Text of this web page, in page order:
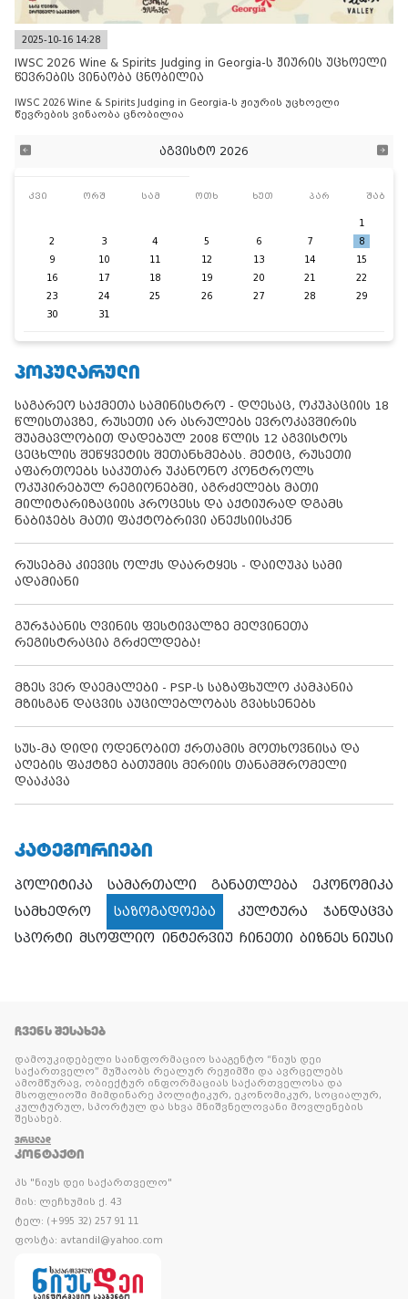
2025-10-16 14:28
IWSC 2026 Wine & Spirits Judging in Georgia-ს ჟიურის უცხოელი
წევრების ვინაობა ცნობილია
IWSC 2026 Wine & Spirits Judging in Georgia-ს ჟიურის უცხოელი
წევრების ვინაობა ცნობილია
აგვისტო 2026
კვი ორშ სამ ოთხ ხუთ პარ შაბ
1
2
3 4 5 6 7
8
9
10 11 12 13 14
15
16
17 18 19 20 21
22
23
24 25 26 27 28
29
30
31
ᲞᲝᲞᲣᲚᲐᲠᲣᲚᲘ
საგარეო საქმეთა სამინისტრო - დღესაც, ოკუპაციის 18
წლისთავზე, რუსეთი არ ასრულებს ევროკავშირის
შუამავლობით დადებულ 2008 წლის 12 აგვისტოს
ცეცხლის შეწყვეტის შეთანხმებას. მეტიც, რუსეთი
აფართოებს საკუთარ უკანონო კონტროლს
ოკუპირებულ რეგიონებში, აგრძელებს მათი
მილიტარიზაციის პროცესს და აქტიურად დგამს
ნაბიჯებს მათი ფაქტობრივი ანექსიისკენ
რუსებმა კიევის ოლქს დაარტყეს - დაიღუპა სამი
ადამიანი
გურჯაანის ღვინის ფესტივალზე მეღვინეთა
რეგისტრაცია გრძელდება!
მზეს ვერ დაემალები - PSP-ს საზაფხულო კამპანია
მზისგან დაცვის აუცილებლობას გვახსენებს
სუს-მა დიდი ოდენობით ქრთამის მოთხოვნისა და
აღების ფაქტზე ბათუმის მერიის თანამშრომელი
დააკავა
ᲙᲐᲢᲔᲒᲝᲠᲘᲔᲑᲘ
პოლიტიკა სამართალი განათლება
ეკონომიკა
სამხედრო
საზოგადოება კულტურა
ჯანდაცვა
სპორტი მსოფლიო ინტერვიუ ჩინეთი ბიზნეს ნიუსი
ᲩᲕᲔᲜᲡ ᲨᲔᲡᲐᲮᲔᲑ
დამოუკიდებელი საინფორმაციო სააგენტო “ნიუს დეი
საქართველო” მუშაობს რეალურ რეჟიმში და ავრცელებს
ამომწურავ, ობიექტურ ინფორმაციას საქართველოსა და
მსოფლიოში მიმდინარე პოლიტიკურ, ეკონომიკურ, სოციალურ,
კულტურულ, სპორტულ და სხვა მნიშვნელოვანი მოვლენების
შესახებ.
ᲕᲠᲪᲚᲐᲓ
ᲙᲝᲜᲢᲐᲥᲢᲘ
პს "ნიუს დეი საქართველო"
მის: ლეჩხუმის ქ. 43
ტელ: (+995 32) 257 91 11
ფოსტა: avtandil@yahoo.com